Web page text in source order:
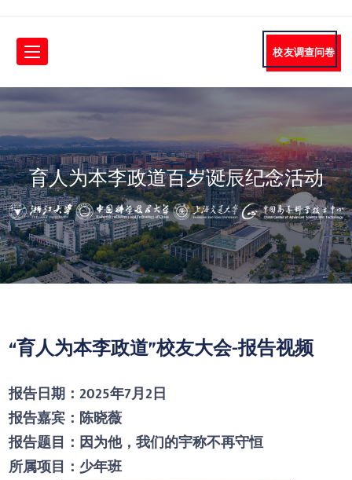
校友调查问卷
育人为本李政道百岁诞辰纪念活动
“育人为本李政道”校友大会-报告视频
报告日期：2025年7月2日
报告嘉宾：陈晓薇
报告题目：因为他，我们的宇称不再守恒
所属项目：少年班